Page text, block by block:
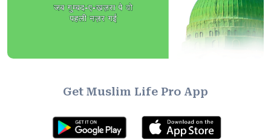
Get Muslim Life Pro App